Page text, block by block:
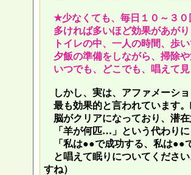
★少なくても、毎日１０～３０
多ければ多いほど効果があが
トイレの中、一人の時間、歩
夕飯の準備をしながら、掃除
いつでも、どこでも、唱えて
しかし、実は、アファメーシ
最も効果的と言われています
脳がクリアになっており、潜
「羊が何匹…」という代わりに
「私は●●で成功する、私は●●
と唱えて眠りについてくださ
すね）